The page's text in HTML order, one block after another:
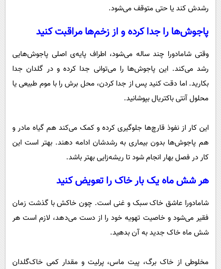
رشدش کند یا حتی متوقف می‌شود.
پاجوش‌ها را جدا کرده و از زخم‌ها مراقبت کنید
وقتی شامادورا چند ساله می‌شود، اطراف پایه‌ی اصلی پاجوش‌هایی
رشد می‌کند. این پاجوش‌ها را می‌توانی جدا کرده و در گلدان جدا
بکارید. اما دقت کنید پس از جدا کردن، محل برش را با موم طبیعی یا
محلول آنتی ‌باکتریال بپوشانید.
این کار از نفوذ قارچ‌ها جلوگیری کرده و کمک می‌کند هم گیاه مادر و
هم پاجوش‌ها بدون بیماری به رشدشان ادامه دهند. بهتر است این
کار در فصل بهار انجام شود تا ریشه‌زایی بهتر باشد.
هر شش ماه یک بار خاک را تعویض کنید
شامادورا عاشق خاک سبک و غنی است. چون خاکش با گذشت زمان
فقیر می‌شود و خاصیت تهویه خود را از دست می‌دهد، لازم است هر
شش ماه خاک جدید به آن بدهید.
مخلوطی از خاک برگ، پیت ‌ماس، پرلیت و مقدار کمی خاک‌گلدان